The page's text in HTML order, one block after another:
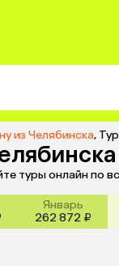
из Челябинска,
туры онлайн по
Январь
262 872 ₽